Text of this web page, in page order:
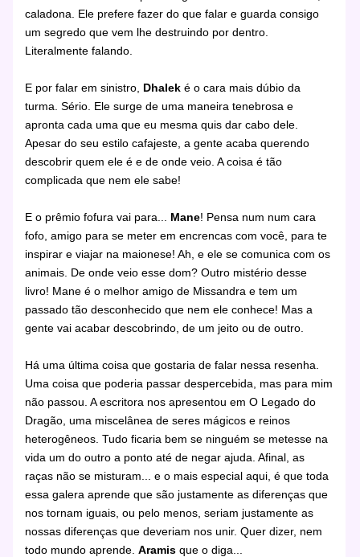
caladona. Ele prefere fazer do que falar e guarda consigo
um segredo que vem lhe destruindo por dentro.
Literalmente falando.
E por falar em sinistro, Dhaleké o cara mais dúbio da
turma. Sério. Ele surge de uma maneira tenebrosa e
apronta cada uma que eu mesma quis dar cabo dele.
Apesar do seu estilo cafajeste, a gente acaba querendo
descobrir quem ele é e de onde veio. A coisa é tão
complicada que nem ele sabe!
E o prêmio fofura vai para... Mane! Pensa num num cara
fofo, amigo para se meter em encrencas com você, para te
inspirar e viajar na maionese! Ah, e ele se comunica com os
animais. De onde veio esse dom? Outro mistério desse
livro! Mane é o melhor amigo de Missandra e tem um
passado tão desconhecido que nem ele conhece! Mas a
gente vai acabar descobrindo, de um jeito ou de outro.
Há uma última coisa que gostaria de falar nessa resenha.
Uma coisa que poderia passar despercebida, mas para mim
não passou. A escritora nos apresentou em O Legado do
Dragão, uma miscelânea de seres mágicos e reinos
heterogêneos. Tudo ficaria bem se ninguém se metesse na
vida um do outro a ponto até de negar ajuda. Afinal, as
raças não se misturam... e o mais especial aqui, é que toda
essa galera aprende que são justamente as diferenças que
nos tornam iguais, ou pelo menos, seriam justamente as
nossas diferenças que deveriam nos unir. Quer dizer, nem
todo mundo aprende. Aramisque o diga...